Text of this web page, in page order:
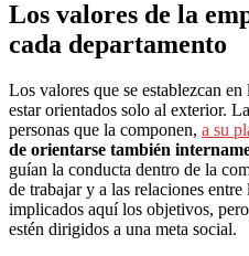
Los valores de la
cada departamento
Los valores que se establezcan
estar orientados solo al exterior.
personas que la componen, a su
de orientarse también
guían la conducta dentro de la
de trabajar y a las relaciones entre
implicados aquí los objetivos,
estén dirigidos a una meta social.